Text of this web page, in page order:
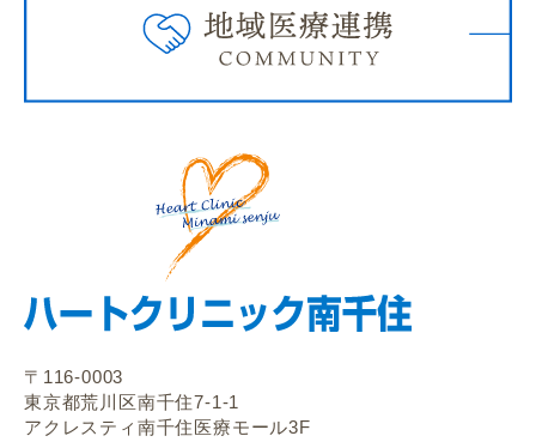
〒116-0003
東京都荒川区南千住7-1-1
アクレスティ南千住医療モール3F